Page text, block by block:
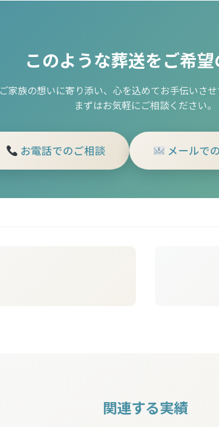
このような葬送をご希
ご家族の想いに寄り添い、心を込めてお手伝いさせ
まずはお気軽にご相談ください。
お電話でのご相談 メールで
関連する実績